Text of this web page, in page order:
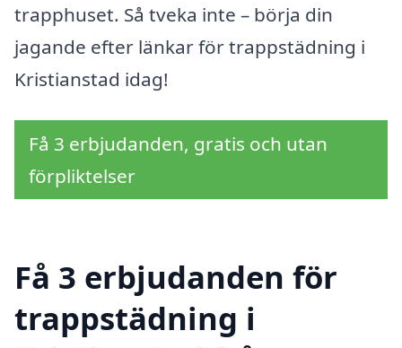
trapphuset. Så tveka inte – börja din
jagande efter länkar för trappstädning i
Kristianstad idag!
Få 3 erbjudanden, gratis och utan
förpliktelser
Få 3 erbjudanden för
trappstädning i